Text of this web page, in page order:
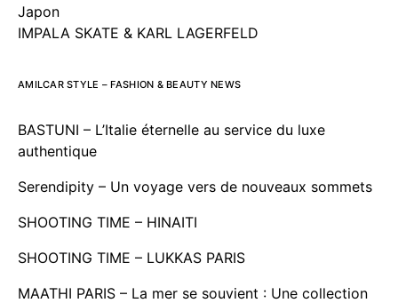
Japon
IMPALA SKATE & KARL LAGERFELD
AMILCAR STYLE – FASHION & BEAUTY NEWS
BASTUNI – L’Italie éternelle au service du luxe
authentique
Serendipity – Un voyage vers de nouveaux sommets
SHOOTING TIME – HINAITI
SHOOTING TIME – LUKKAS PARIS
MAATHI PARIS – La mer se souvient : Une collection